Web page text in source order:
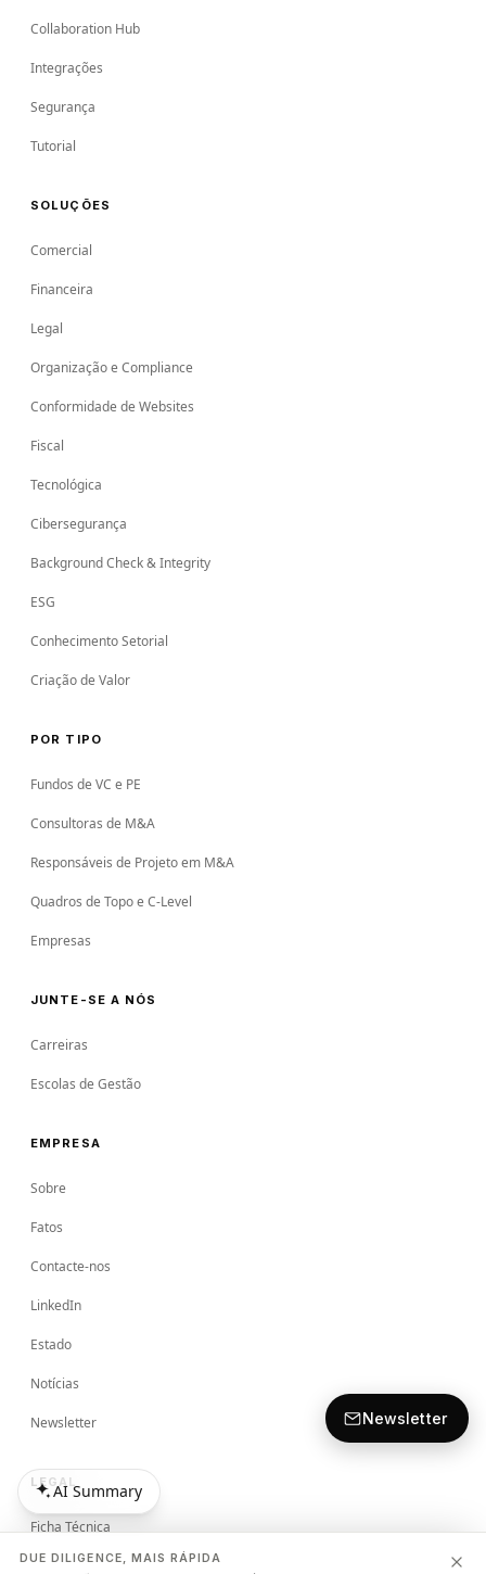
DUE DILIGENCE, MAIS RÁPIDA
Collaboration Hub
Integrações
Segurança
Tutorial
SOLUÇÕES
Comercial
Financeira
Legal
Organização e Compliance
Conformidade de Websites
Fiscal
Tecnológica
Cibersegurança
Background Check & Integrity
ESG
Conhecimento Setorial
Criação de Valor
POR TIPO
Fundos de VC e PE
Consultoras de M&A
Responsáveis de Projeto em M&A
Quadros de Topo e C-Level
Empresas
JUNTE-SE A NÓS
Carreiras
Escolas de Gestão
EMPRESA
Sobre
Fatos
Contacte-nos
LinkedIn
Estado
Notícias
Newsletter
LEGAL
Ficha Técnica
Termos
AI Summary
AI Summary
Newsletter